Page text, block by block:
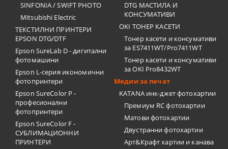
SINFONIA / SWIFT PHOTO
Mitsubishi Electric
ТЕКСТИЛНИ ПРИНТЕРИ
EPSON DTG/DTF
Epson SureLab D - дигитални
фотомашини
Epson L-серия икономични
фотопринтери
Epson SureColor P -
професионални
фотопринтери
Epson SureColor F -
СУБЛИМАЦИОННИ
ПРИНТЕРИ
DTG МАСТИЛА И
КОНСУМАТИВИ
OKI ТОНЕР КАСЕТИ
Тонер касети и консумативи
за ES7411WT/Pro7411WT
Тонер касети и консумативи
за OKI Pro8432WT
Медии за печат
KATANA инк-джет фотохартии
Премиум RC фотохартии
Матови фотохартии
Двустранни фотохартии
Арт&Крафт хартии и канава